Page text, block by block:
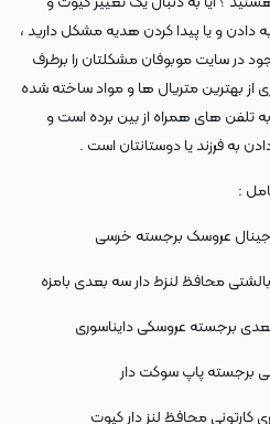
و یا پیدا کردن هدیه مشکل دارید ،
در سایت موبوفان مشکلتان را برطرف
از بهترین متریال ها و مواد ساخته شده
تلفن های همراه از بین برده است و
به فرزند یا دوستانتان است .
:
محافظ لنزط دار سه بعدی بامزه
برجسته عروسکی دایناسوری
برجسته پاپ سوکت دار
کارتونی محافظ لنز دار کیوت